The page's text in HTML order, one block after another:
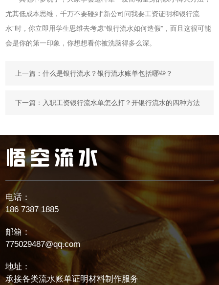
尤其低成本思维，千万不要碰到“新公司问我要工资证明和银行流
水”时，你立即用学生思维去考虑“银行流水如何造假”，而且这很可能
会是你的第一印象，你想想看你被洗脑得多么深。
上一篇：什么是银行流水？银行流水账单包括哪些？
下一篇： 入职工资银行流水单怎么打？开银行流水的四种方法
电话：
186 7387 1885
邮箱：
775029487@qq.com
地址：
承接各类流水账单证明材料制作服务